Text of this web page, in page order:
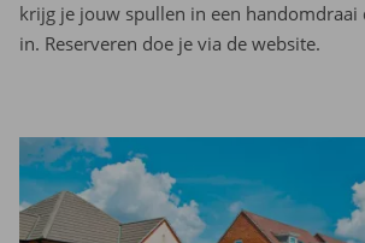
krijg je jouw spullen in een handomdraai
in. Reserveren doe je via de website.